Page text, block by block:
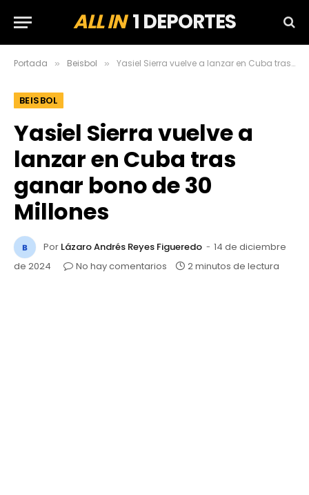
ALL IN1 DEPORTES
Portada » Beisbol » Yasiel Sierra vuelve a lanzar en Cuba tras ganar bono de 30 Millones
BEISBOL
Yasiel Sierra vuelve a
lanzar en Cuba tras
ganar bono de 30
Millones
Por Lázaro Andrés Reyes Figueredo
14 de diciembre
de 2024
No hay comentarios 2 minutos de lectura